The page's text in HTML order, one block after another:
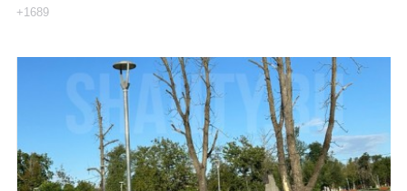
+1689